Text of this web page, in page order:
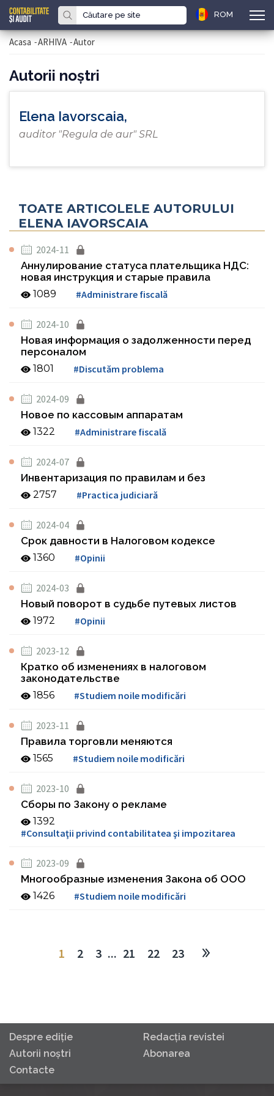
ROM
Acasa -ARHIVA -Autor
Autorii noştri
Elena Iavorscaia,
auditor "Regula de aur" SRL
TOATE ARTICOLELE AUTORULUI
ELENA IAVORSCAIA
2024-11
Аннулирование статуса плательщика НДС:
новая инструкция и старые правила
1089 #Administrare fiscală
2024-10
Новая информация о задолженности перед
персоналом
1801 #Discutăm problema
2024-09
Новое по кассовым аппаратам
1322 #Administrare fiscală
2024-07
Инвентаризация по правилам и без
2757 #Practica judiciară
2024-04
Срок давности в Налоговом кодексе
1360 #Opinii
2024-03
Новый поворот в судьбе путевых листов
1972 #Opinii
2023-12
Кратко об изменениях в налоговом
законодательстве
1856 #Studiem noile modificări
2023-11
Правила торговли меняются
1565 #Studiem noile modificări
2023-10
Сборы по Закону о рекламе
1392
#Consultaţii privind contabilitatea şi impozitarea
2023-09
Многообразные изменения Закона об ООО
1426 #Studiem noile modificări
1 2 3 ... 21 22 23
Despre ediţie
Redacţia revistei
Autorii noştri
Abonarea
Contacte